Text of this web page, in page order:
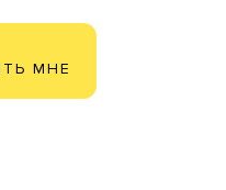
МНЕ